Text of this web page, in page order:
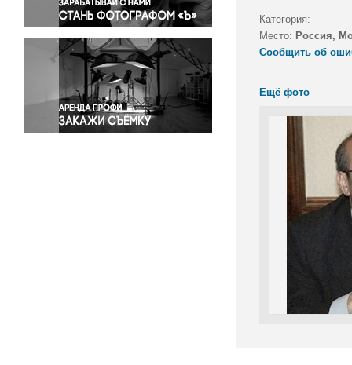
Религия
Светская жизнь
Спорт
Экология
Экономика и бизнес
Категория:
Место: Россия,
Сообщить об
Ещё фото